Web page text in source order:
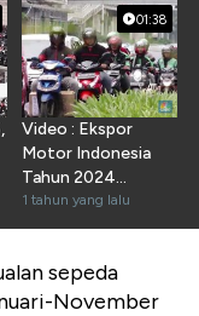
01:38
Video : Ekspor
Motor Indonesia
Tahun 2024
Tembus 572.000
Unit
1 tahun yang lalu
sepeda
November